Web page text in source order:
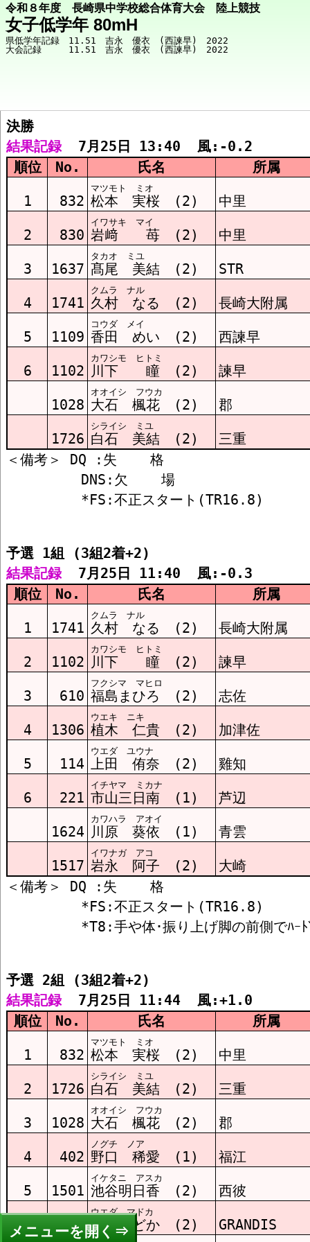
令和８年度 長崎県中学校総合体育大会 陸上競技
女子低学年 80mH
県低学年記録　11.51　吉永　優衣　(西諫早)　2022
メニュー
競技メニューへ
決勝 結果
予選1組 結果
予選2組 結果
予選3組 結果
決勝
結果記録
  7月25日 13:40  風:-0.2
順位
No. 氏名 所属
1 832
マツモト ミオ
松本 実桜 (2) 中里
2 830
イワサキ マイ
岩﨑 苺 (2) 中里
3 1637
タカオ ミユ
髙尾 美結 (2) STR
4 1741
クムラ ナル
久村 なる (2) 長崎大附属
5 1109
コウダ メイ
香田 めい (2) 西諫早
6 1102
カワシモ ヒトミ
川下 瞳 (2) 諫早
1028
オオイシ フウカ
大石 楓花 (2) 郡
1726
シライシ ミユ
白石 美結 (2)
三重
＜備考＞ DQ :失    格
         DNS:欠    場
予選 1組 (3組2着+2)
結果記録
  7月25日 11:40  風:-0.3
順位
No. 氏名 所属
1 1741
クムラ ナル
久村 なる (2) 長崎大附属
2 1102
カワシモ ヒトミ
川下 瞳 (2) 諫早
3 610
フクシマ マヒロ
福島まひろ (2) 志佐
4 1306
ウエキ ニキ
植木 仁貴 (2) 加津佐
5 114
ウエダ ユウナ
上田 侑奈 (2) 雞知
6 221
イチヤマ ミカナ
市山三日南 (1) 芦辺
1624
カワハラ アオイ
川原 葵依 (1) 青雲
1517
イワナガ アコ
岩永 阿子 (2)
大崎
＜備考＞ DQ :失    格
         *FS:不正スタート(TR16.8)
予選 2組 (3組2着+2)
結果記録
  7月25日 11:44  風:+1.0
順位
No. 氏名 所属
1 832
マツモト ミオ
松本 実桜 (2) 中里
2 1726
シライシ ミユ
白石 美結 (2) 三重
3 1028
オオイシ フウカ
大石 楓花 (2) 郡
4 402
ノグチ ノア
野口 稀愛 (1) 福江
5 1501
イケタニ アスカ
池谷明日香 (2) 西彼
6 1409
ウエダ マドカ
上田まどか (2) GRANDIS